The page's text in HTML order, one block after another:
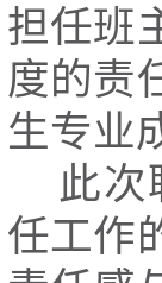
担任班
度的责
生专业
此次
任工作